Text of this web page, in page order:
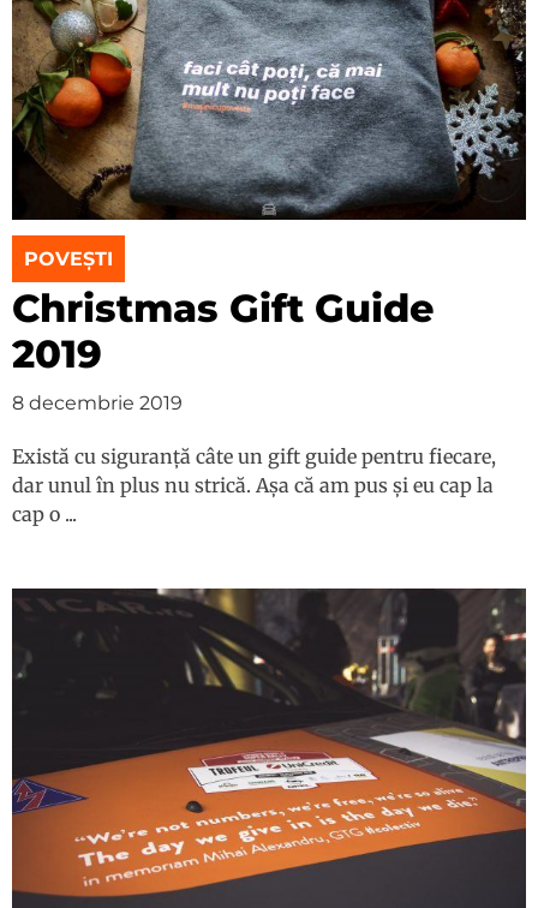
POVEȘTI
Christmas Gift Guide
2019
8 decembrie 2019
Există cu siguranță câte un gift guide pentru fiecare,
dar unul în plus nu strică. Așa că am pus și eu cap la
cap o ...